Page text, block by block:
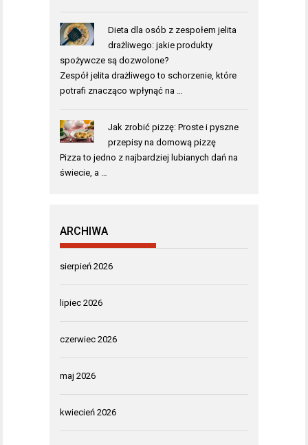
Dieta dla osób z zespołem jelita
drażliwego: jakie produkty
spożywcze są dozwolone?
Zespół jelita drażliwego to schorzenie, które
potrafi znacząco wpłynąć na …
Jak zrobić pizzę: Proste i pyszne
przepisy na domową pizzę
Pizza to jedno z najbardziej lubianych dań na
świecie, a …
ARCHIWA
sierpień 2026
lipiec 2026
czerwiec 2026
maj 2026
kwiecień 2026